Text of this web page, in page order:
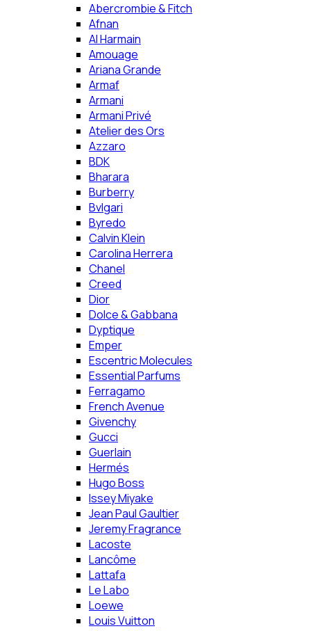
Abercrombie & Fitch
Afnan
Al Harmain
Amouage
Ariana Grande
Armaf
Armani
Armani Privé
Atelier des Ors
Azzaro
BDK
Bharara
Burberry
Bvlgari
Byredo
Calvin Klein
Carolina Herrera
Chanel
Creed
Dior
Dolce & Gabbana
Dyptique
Emper
Escentric Molecules
Essential Parfums
Ferragamo
French Avenue
Givenchy
Gucci
Guerlain
Hermés
Hugo Boss
Issey Miyake
Jean Paul Gaultier
Jeremy Fragrance
Lacoste
Lancôme
Lattafa
Le Labo
Loewe
Louis Vuitton